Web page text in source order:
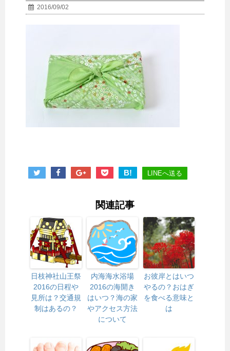
2016/09/02
B! LINEへ送る
関連記事
日枝神社山王祭
2016の日程や
見所は？交通規
制はあるの？
内海海水浴場
2016の海開き
はいつ？海の家
やアクセス方法
について
お彼岸とはいつ
やるの？おはぎ
を食べる意味と
は